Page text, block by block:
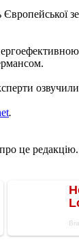
озвучили
.
це редакцію.